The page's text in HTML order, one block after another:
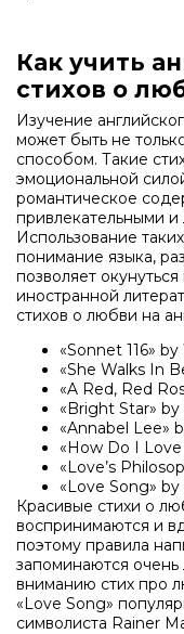
Как учить
стихов о
Изучение
может быть не
способом. Такие
эмоциональной
романтическое
привлекательными и
Использование
понимание языка,
позволяет
иностранной
стихов о любви на
«Sonnet 116»
«She Walks In
«A Red, Red
«Bright Star»
«Annabel Lee»
«How Do I
«Love’s
«Love Song»
Красивые стихи о
воспринимаются и
поэтому правила
запоминаются
вниманию стих про
«Love Song»
символиста Rainer